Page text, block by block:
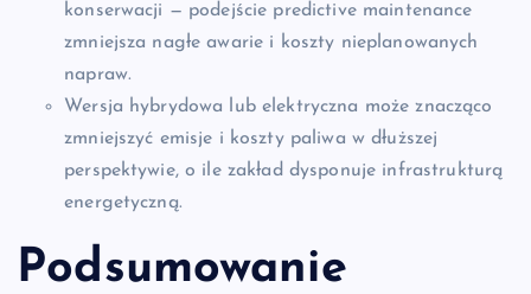
konserwacji — podejście predictive maintenance
zmniejsza nagłe awarie i koszty nieplanowanych
napraw.
Wersja hybrydowa lub elektryczna może znacząco
zmniejszyć emisje i koszty paliwa w dłuższej
perspektywie, o ile zakład dysponuje infrastrukturą
energetyczną.
Podsumowanie